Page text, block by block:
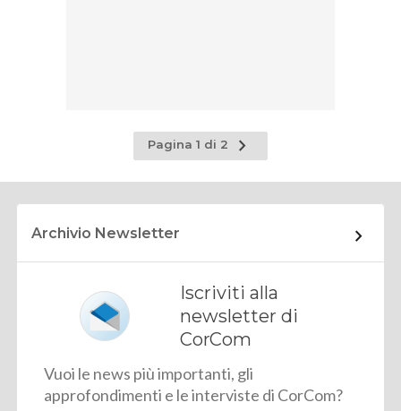
Pagina 1 di 2
Pagina
successiva
Archivio Newsletter
Iscriviti alla
newsletter di
CorCom
Vuoi le news più importanti, gli
approfondimenti e le interviste di CorCom?